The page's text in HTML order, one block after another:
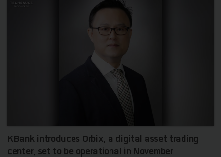
KBank introduces Orbix, a digital asset trading
center, set to be operational in November